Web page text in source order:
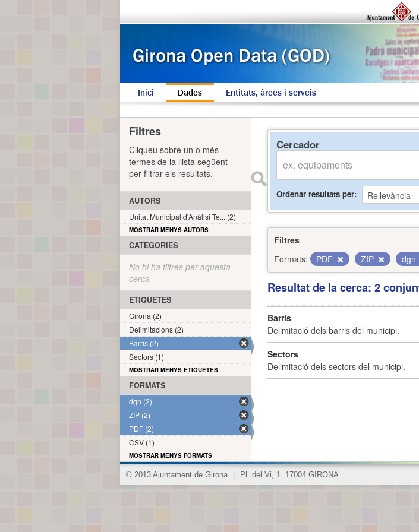
Inici Dades Entitats, àrees i serveis
Cercador
Ordenar resultats per
Filtres
Formats:
PDF ZIP dgn
Resultat de la cerca: 2
Barris
Delimitació dels barris del municipi.
Sectors
Delimitació dels sectors del municipi.
Filtres
Cliqueu sobre un o més
termes de la llista següent
per filtrar els resultats.
AUTORS
Unitat Municipal d'Anàlisi Te... (2)
MOSTRAR MENYS AUTORS
CATEGORIES
No hi ha filtres per aquesta
cerca
ETIQUETES
Girona (2)
Delimitacions (2)
Barris (2)
Sectors (1)
MOSTRAR MENYS ETIQUETES
FORMATS
dgn (2)
ZIP (2)
PDF (2)
CSV (1)
MOSTRAR MENYS FORMATS
© 2013 Ajuntament de Girona Pl. del Vi, 1. 17004 GIRONA